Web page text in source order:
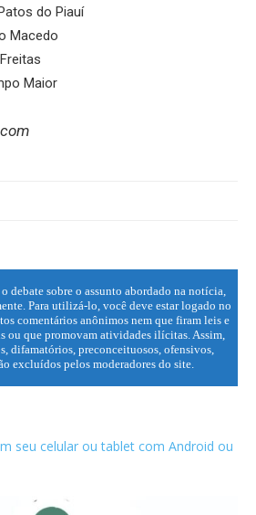
do Piauí
Macedo
Maior
debate sobre o assunto abordado na notícia,
Para utilizá-lo, você deve estar logado no
comentários anônimos nem que firam leis e
ou que promovam atividades ilícitas. Assim,
difamatórios, preconceituosos, ofensivos,
excluídos pelos moderadores do site.